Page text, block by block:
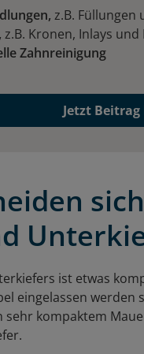
z.B. Füllungen
z.B. Kronen, Inlays
Zahnreinigung
Jetzt
ist etwas
eingelassen werden
sehr kompaktem